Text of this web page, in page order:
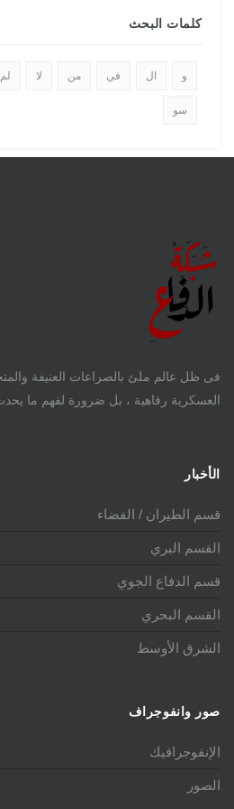
كلمات البحث
و ال في من لا لم
سو
فى ظل عالم ملئ بالصراعات العنيفة
العسكرية رفاهية ، بل ضرورة لفهم ما يحدث
الأخبار
قسم الطيران / الفضاء
القسم البري
قسم الدفاع الجوي
القسم البحري
الشرق الأوسط
صور وانفوجراف
الإنفوجرافيك
الصور